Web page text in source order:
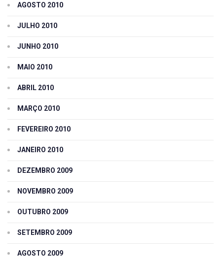
AGOSTO 2010
JULHO 2010
JUNHO 2010
MAIO 2010
ABRIL 2010
MARÇO 2010
FEVEREIRO 2010
JANEIRO 2010
DEZEMBRO 2009
NOVEMBRO 2009
OUTUBRO 2009
SETEMBRO 2009
AGOSTO 2009